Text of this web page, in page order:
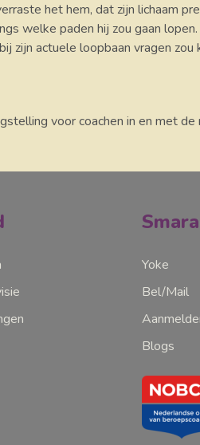
het hem, dat zijn lichaam
welke paden hij zou gaan
zijn actuele loopbaan vragen
voor coachen in en met
Yoke
Bel/Mail
Blogs